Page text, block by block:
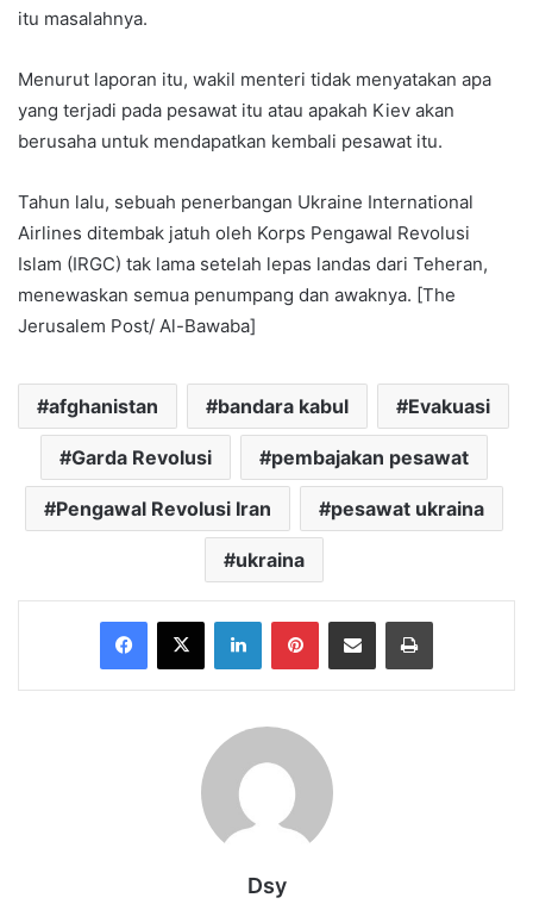
itu masalahnya.
Menurut laporan itu, wakil menteri tidak menyatakan apa
yang terjadi pada pesawat itu atau apakah Kiev akan
berusaha untuk mendapatkan kembali pesawat itu.
Tahun lalu, sebuah penerbangan Ukraine International
Airlines ditembak jatuh oleh Korps Pengawal Revolusi
Islam (IRGC) tak lama setelah lepas landas dari Teheran,
menewaskan semua penumpang dan awaknya. [The
Jerusalem Post/ Al-Bawaba]
afghanistan bandara kabul Evakuasi
Garda Revolusi pembajakan pesawat
Pengawal Revolusi Iran pesawat ukraina
ukraina
Facebook
X LinkedInPinterestShare via Email Print
Dsy